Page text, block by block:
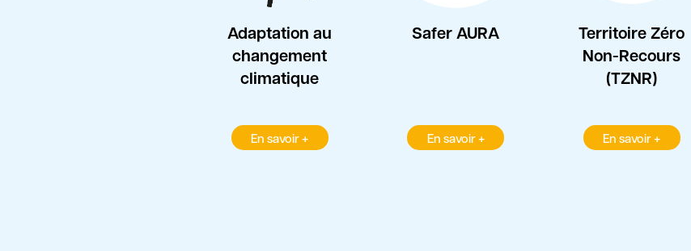
Adaptation au
changement
climatique
En savoir +
Safer AURA
En savoir +
Territoire Zéro
Non-Recours
(TZNR)
En savoir +